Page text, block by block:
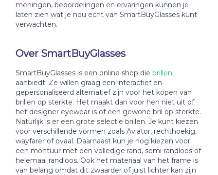
meningen, beoordelingen en ervaringen kunnen je
laten zien wat je nou echt van SmartBuyGlasses kunt
verwachten.
Over SmartBuyGlasses
SmartBuyGlasses is een online shop die brillen
aanbiedt. Ze willen graag een interactief en
gepersonaliseerd alternatief zijn voor het kopen van
brillen op sterkte. Het maakt dan voor hen niet uit of
het designer eyewear is of een gewone bril op sterkte.
Naturlijk is er een grote selectie brillen. Je kunt kiezen
voor verschillende vormen zoals Aviator, rechthoekig,
wayfarer of ovaal. Daarnaast kun je nog kiezen voor
een montuur met een volledige rand, semi-randloos of
helemaal randloos. Ook het materiaal van het frame is
van belang omdat dit zwaarder of juist lichter kan zijn